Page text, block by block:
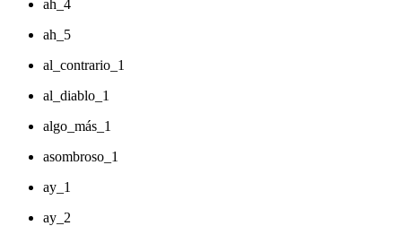
ah_4
ah_5
al_contrario_1
al_diablo_1
algo_más_1
asombroso_1
ay_1
ay_2